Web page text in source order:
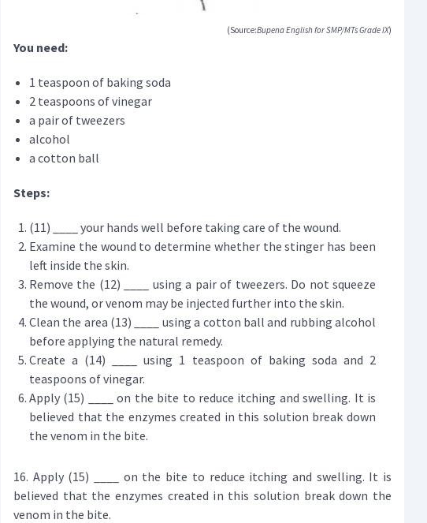
(Source:Bupena English for SMP/MTs Grade IX)
You need:
1 teaspoon of baking soda
2 teaspoons of vinegar
a pair of tweezers
alcohol
a cotton ball
Steps:
(11) ____ your hands well before taking care of the wound.
Examine the wound to determine whether the stinger has been
left inside the skin.
Remove the (12) ____ using a pair of tweezers. Do not squeeze
the wound, or venom may be injected further into the skin.
Clean the area (13) ____ using a cotton ball and rubbing alcohol
before applying the natural remedy.
Create a (14) ____ using 1 teaspoon of baking soda and 2
teaspoons of vinegar.
Apply (15) ____ on the bite to reduce itching and swelling. It is
believed that the enzymes created in this solution break down
the venom in the bite.
16. Apply (15) ____ on the bite to reduce itching and swelling. It is
believed that the enzymes created in this solution break down the
venom in the bite.